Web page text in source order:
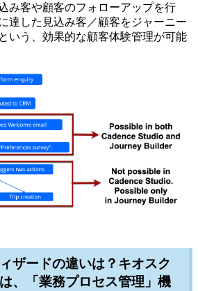
み客や顧客のフォローアップを行
達した見込み客／顧客をジャーニー
いう、効果的な顧客体験管理が可能
ザードの違いは？キオスク
、「業務プロセス管理」機